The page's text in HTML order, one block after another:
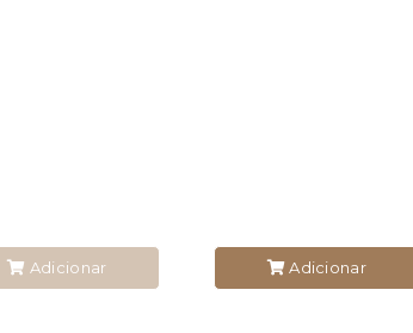
Adicionar Adicionar